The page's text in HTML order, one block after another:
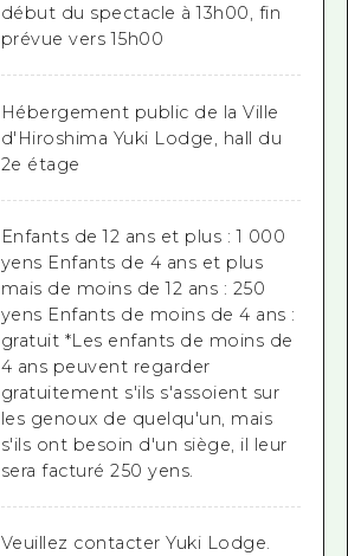
début du spectacle à 13h00, fin
prévue vers 15h00
Hébergement public de la Ville
d'Hiroshima Yuki Lodge, hall du
2e étage
Enfants de 12 ans et plus : 1 000
yens Enfants de 4 ans et plus
mais de moins de 12 ans : 250
yens Enfants de moins de 4 ans :
gratuit *Les enfants de moins de
4 ans peuvent regarder
gratuitement s'ils s'assoient sur
les genoux de quelqu'un, mais
s'ils ont besoin d'un siège, il leur
sera facturé 250 yens.
Veuillez contacter Yuki Lodge.